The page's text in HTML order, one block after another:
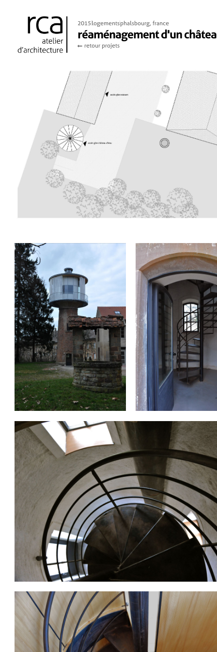
2015logementsphalsbourg, france
réaménagement d'un
retour projets